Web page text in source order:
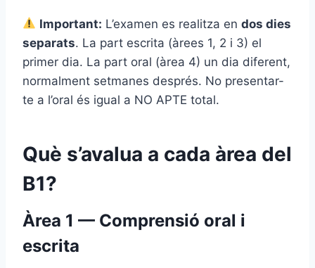
Important: L’examen es realitza endos dies
separats. La part escrita (àrees 1, 2 i 3) el
primer dia. La part oral (àrea 4) un dia diferent,
normalment setmanes després. No presentar-
te a l’oral és igual a NO APTE total.
Què s’avalua a cada àrea del
B1?
Àrea 1 — Comprensió oral i
escrita